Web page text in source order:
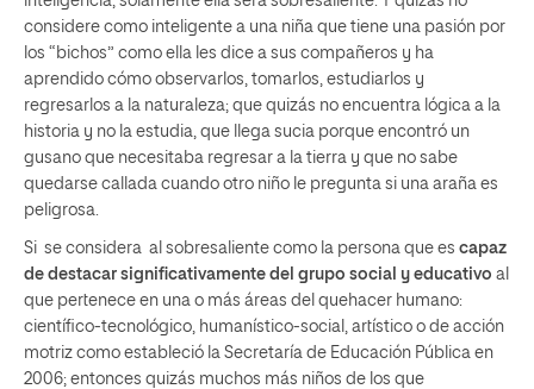
considere como inteligente a una niña que tiene una pasión por
los “bichos” como ella les dice a sus compañeros y ha
aprendido cómo observarlos, tomarlos, estudiarlos y
regresarlos a la naturaleza; que quizás no encuentra lógica a la
historia y no la estudia, que llega sucia porque encontró un
gusano que necesitaba regresar a la tierra y que no sabe
quedarse callada cuando otro niño le pregunta si una araña es
peligrosa.
Si se considera al sobresaliente como la persona que es capaz
de destacar significativamente del grupo social y educativo al
que pertenece en una o más áreas del quehacer humano:
científico-tecnológico, humanístico-social, artístico o de acción
motriz como estableció la Secretaría de Educación Pública en
2006; entonces quizás muchos más niños de los que